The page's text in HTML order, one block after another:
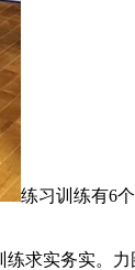
练习训练有6
求实务实。